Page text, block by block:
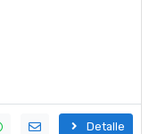
Detalle